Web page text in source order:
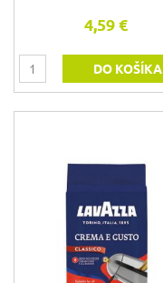
4,59 €
DO KOŠÍKA